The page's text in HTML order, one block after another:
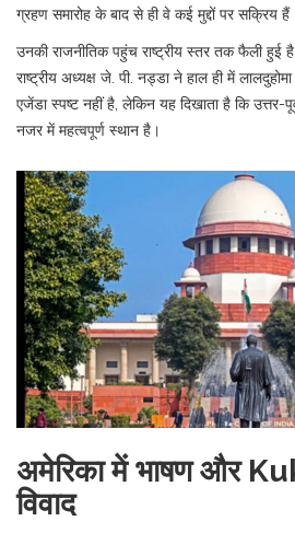
ग्रहण समारोह के बाद से ही वे कई मुद्दों पर सक्रिय
उनकी राजनीतिक पहुंच राष्ट्रीय स्तर तक फैली हुई
राष्ट्रीय अध्यक्ष जे. पी. नड्डाने हाल ही में
एजेंडा स्पष्ट नहीं है, लेकिन यह दिखाता है कि उत्तर-
नजर में महत्वपूर्ण स्थान है।
अमेरिका में भाषण और
विवाद